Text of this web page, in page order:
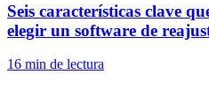
Seis características clave
elegir un software de
16 min de lectura